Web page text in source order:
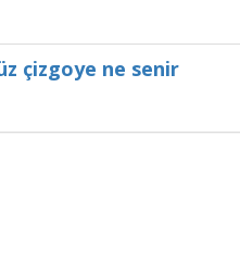
çizgoye ne senir